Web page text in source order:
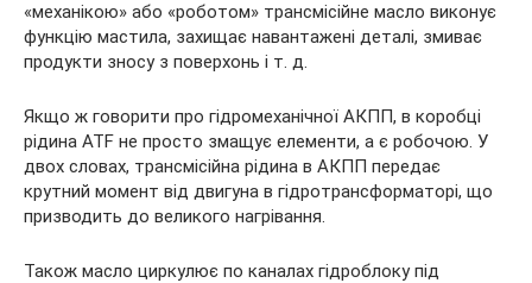
«механікою» або «роботом» трансмісійне масло виконує
функцію мастила, захищає навантажені деталі, змиває
продукти зносу з поверхонь і т. д.
Якщо ж говорити про гідромеханічної АКПП, в коробці
рідина ATF не просто змащує елементи, а є робочою. У
двох словах, трансмісійна рідина в АКПП передає
крутний момент від двигуна в гідротрансформаторі, що
призводить до великого нагрівання.
Також масло циркулює по каналах гідроблоку під